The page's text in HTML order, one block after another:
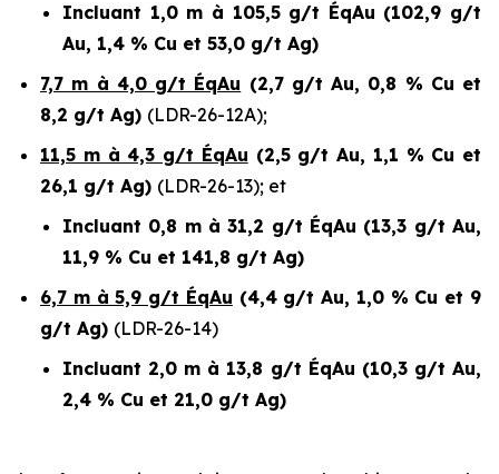
Incluant 1,0 m à 105,5 g/t ÉqAu (102,9 g/t
Au, 1,4 % Cu et 53,0 g/t Ag)
7,7 m à 4,0 g/t ÉqAu (2,7 g/t Au, 0,8 % Cu et
8,2 g/t Ag) (LDR-26-12A);
11,5 m à 4,3 g/t ÉqAu (2,5 g/t Au, 1,1 % Cu et
26,1 g/t Ag) (LDR-26-13); et
Incluant 0,8 m à 31,2 g/t ÉqAu (13,3 g/t Au,
11,9 % Cu et 141,8 g/t Ag)
6,7 m à 5,9 g/t ÉqAu (4,4 g/t Au, 1,0 % Cu et 9
g/t Ag) (LDR-26-14)
Incluant 2,0 m à 13,8 g/t ÉqAu (10,3 g/t Au,
2,4 % Cu et 21,0 g/t Ag)